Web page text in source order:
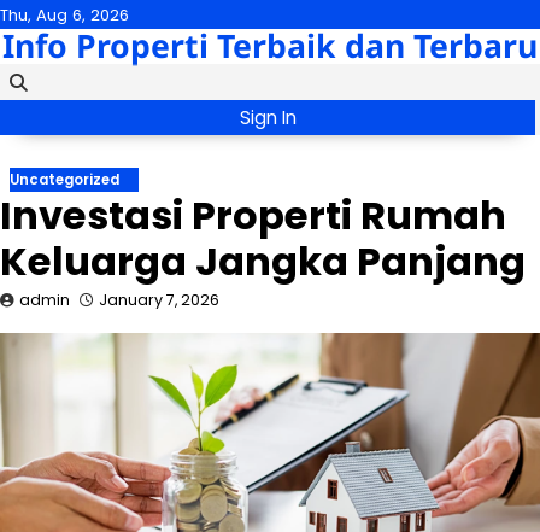
Skip
to
content
Thu, Aug 6, 2026
Info Properti Terbaik dan Terbaru
Sign In
Uncategorized
Investasi Properti Rumah
Keluarga Jangka Panjang
admin January 7, 2026